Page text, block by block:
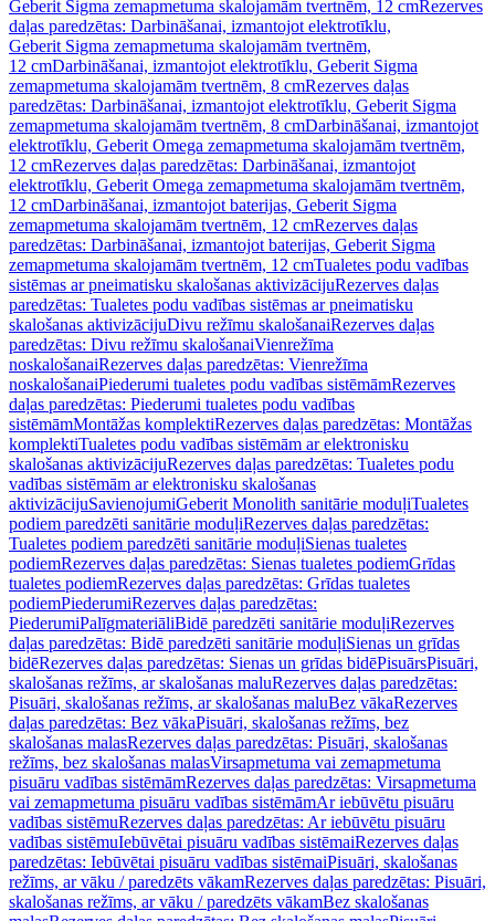
Geberit Sigma zemapmetuma skalojamām tvertnēm, 12 cmRezerves
daļas paredzētas: Darbināšanai, izmantojot elektrotīklu,
Geberit Sigma zemapmetuma skalojamām tvertnēm,
12 cmDarbināšanai, izmantojot elektrotīklu, Geberit Sigma
zemapmetuma skalojamām tvertnēm, 8 cmRezerves daļas
paredzētas: Darbināšanai, izmantojot elektrotīklu, Geberit Sigma
zemapmetuma skalojamām tvertnēm, 8 cmDarbināšanai, izmantojot
elektrotīklu, Geberit Omega zemapmetuma skalojamām tvertnēm,
12 cmRezerves daļas paredzētas: Darbināšanai, izmantojot
elektrotīklu, Geberit Omega zemapmetuma skalojamām tvertnēm,
12 cmDarbināšanai, izmantojot baterijas, Geberit Sigma
zemapmetuma skalojamām tvertnēm, 12 cmRezerves daļas
paredzētas: Darbināšanai, izmantojot baterijas, Geberit Sigma
zemapmetuma skalojamām tvertnēm, 12 cmTualetes podu vadības
sistēmas ar pneimatisku skalošanas aktivizācijuRezerves daļas
paredzētas: Tualetes podu vadības sistēmas ar pneimatisku
skalošanas aktivizācijuDivu režīmu skalošanaiRezerves daļas
paredzētas: Divu režīmu skalošanaiVienrežīma
noskalošanaiRezerves daļas paredzētas: Vienrežīma
noskalošanaiPiederumi tualetes podu vadības sistēmāmRezerves
daļas paredzētas: Piederumi tualetes podu vadības
sistēmāmMontāžas komplektiRezerves daļas paredzētas: Montāžas
komplektiTualetes podu vadības sistēmām ar elektronisku
skalošanas aktivizācijuRezerves daļas paredzētas: Tualetes podu
vadības sistēmām ar elektronisku skalošanas
aktivizācijuSavienojumiGeberit Monolith sanitārie moduļiTualetes
podiem paredzēti sanitārie moduļiRezerves daļas paredzētas:
Tualetes podiem paredzēti sanitārie moduļiSienas tualetes
podiemRezerves daļas paredzētas: Sienas tualetes podiemGrīdas
tualetes podiemRezerves daļas paredzētas: Grīdas tualetes
podiemPiederumiRezerves daļas paredzētas:
PiederumiPalīgmateriāliBidē paredzēti sanitārie moduļiRezerves
daļas paredzētas: Bidē paredzēti sanitārie moduļiSienas un grīdas
bidēRezerves daļas paredzētas: Sienas un grīdas bidēPisuārsPisuāri,
skalošanas režīms, ar skalošanas maluRezerves daļas paredzētas:
Pisuāri, skalošanas režīms, ar skalošanas maluBez vākaRezerves
daļas paredzētas: Bez vākaPisuāri, skalošanas režīms, bez
skalošanas malasRezerves daļas paredzētas: Pisuāri, skalošanas
režīms, bez skalošanas malasVirsapmetuma vai zemapmetuma
pisuāru vadības sistēmāmRezerves daļas paredzētas: Virsapmetuma
vai zemapmetuma pisuāru vadības sistēmāmAr iebūvētu pisuāru
vadības sistēmuRezerves daļas paredzētas: Ar iebūvētu pisuāru
vadības sistēmuIebūvētai pisuāru vadības sistēmaiRezerves daļas
paredzētas: Iebūvētai pisuāru vadības sistēmaiPisuāri, skalošanas
režīms, ar vāku / paredzēts vākamRezerves daļas paredzētas: Pisuāri,
skalošanas režīms, ar vāku / paredzēts vākamBez skalošanas